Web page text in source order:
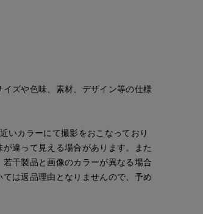
ズや色味、素材、デザイン等の仕様
いカラーにて撮影をおこなっており
違って見える場合があります。また
若干製品と画像のカラーが異なる場合
は返品理由となりませんので、予め